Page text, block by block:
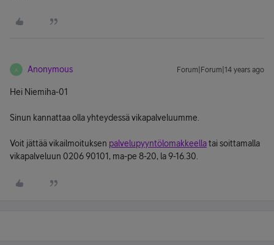
A Anonymous Forum|Forum|14 years ago
Hei Niemiha-01
Sinun kannattaa olla yhteydessä vikapalveluumme.
Voit jättää vikailmoituksen palvelupyyntölomakkeellatai soittamalla
vikapalveluun 0206 90101, ma-pe 8-20, la 9-16.30.